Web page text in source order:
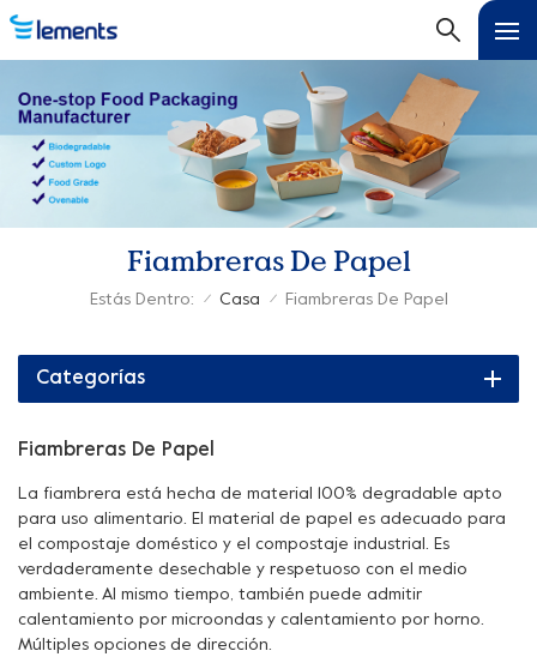
Fiambreras De Papel
Estás Dentro: / Casa / Fiambreras De Papel
Categorías
Fiambreras De Papel
La fiambrera está hecha de material 100% degradable apto
para uso alimentario. El material de papel es adecuado para
el compostaje doméstico y el compostaje industrial. Es
verdaderamente desechable y respetuoso con el medio
ambiente. Al mismo tiempo, también puede admitir
calentamiento por microondas y calentamiento por horno.
Múltiples opciones de dirección.